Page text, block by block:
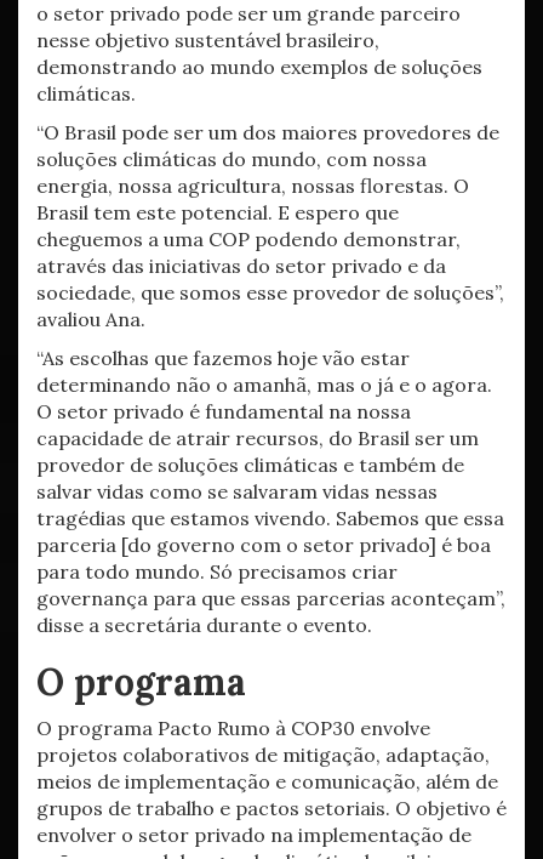
o setor privado pode ser um grande parceiro
nesse objetivo sustentável brasileiro,
demonstrando ao mundo exemplos de soluções
climáticas.
“O Brasil pode ser um dos maiores provedores de
soluções climáticas do mundo, com nossa
energia, nossa agricultura, nossas florestas. O
Brasil tem este potencial. E espero que
cheguemos a uma COP podendo demonstrar,
através das iniciativas do setor privado e da
sociedade, que somos esse provedor de soluções”,
avaliou Ana.
“As escolhas que fazemos hoje vão estar
determinando não o amanhã, mas o já e o agora.
O setor privado é fundamental na nossa
capacidade de atrair recursos, do Brasil ser um
provedor de soluções climáticas e também de
salvar vidas como se salvaram vidas nessas
tragédias que estamos vivendo. Sabemos que essa
parceria [do governo com o setor privado] é boa
para todo mundo. Só precisamos criar
governança para que essas parcerias aconteçam”,
disse a secretária durante o evento.
O programa
O programa Pacto Rumo à COP30 envolve
projetos colaborativos de mitigação, adaptação,
meios de implementação e comunicação, além de
grupos de trabalho e pactos setoriais. O objetivo é
envolver o setor privado na implementação de